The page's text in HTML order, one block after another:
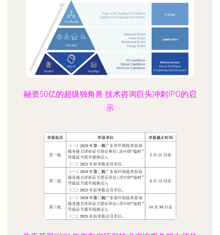
融资50亿的超级独角兽 技术咨询巨头冲刺IPO的启
示